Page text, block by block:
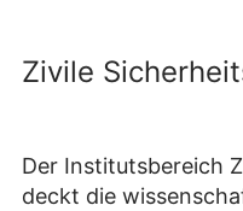
Zivile
Der Institutsbereich
deckt die